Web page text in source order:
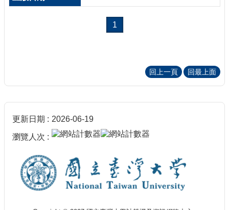
1
回上一頁 回最上面
更新日期 2026-06-19
瀏覽人次